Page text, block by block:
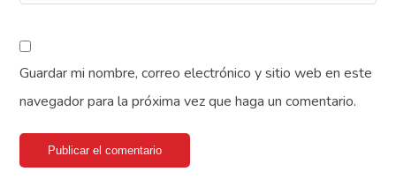
Guardar mi nombre, correo electrónico y sitio web en este
navegador para la próxima vez que haga un comentario.
Publicar el comentario